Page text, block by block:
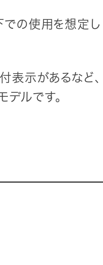
での使用を想定し
表示があるなど、
デルです。